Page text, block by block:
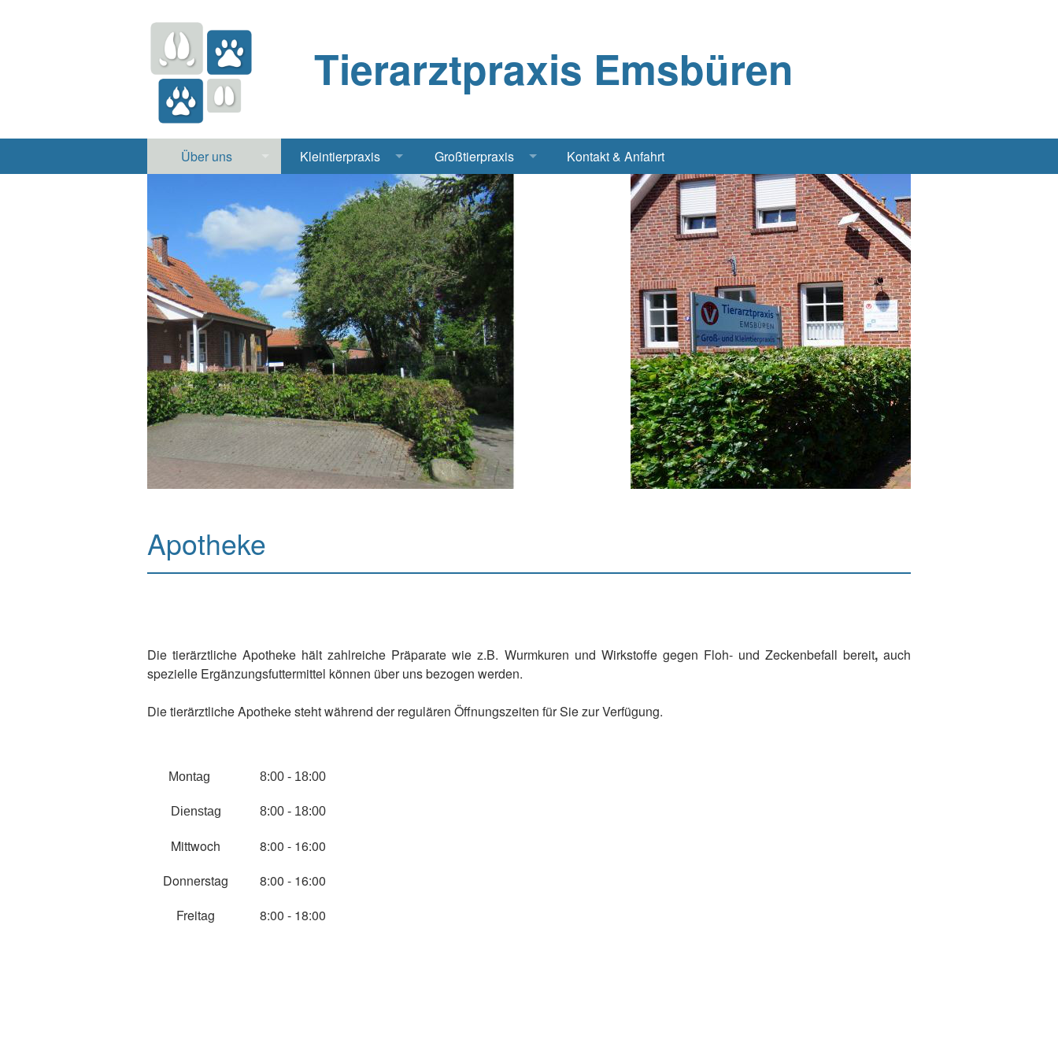
Tierarztpraxis Emsbüren
Über uns
Apotheke
Notdienst
Jobs & Praktikum
Kleintierpraxis
Hund, Katze
Heimtiere
Röntgen Ultraschall Elektrochirurgie Narkose
Großtierpraxis
Bestandsbetreuung Schwein
Bestandsbetreuung Rind
Pferde
Geflügel, Tauben, Hühner
Kontakt & Anfahrt
Apotheke
Die tierärztliche Apotheke hält zahlreiche Präparate wie z.B. Wurmkuren und Wirkstoffe gegen Floh- und Zeckenbefall bereit, auch
spezielle Ergänzungsfuttermittel können über uns bezogen werden.
Die tierärztliche Apotheke steht während der regulären Öffnungszeiten für Sie zur Verfügung.
Montag 8:00 - 18:00
Dienstag 8:00 - 18:00
Mittwoch
8:00 - 16:00
Donnerstag
8:00 - 16:00
Freitag
8:00 - 18:00